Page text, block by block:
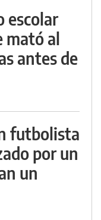
escolar
mató al
antes de
futbolista
por un
un